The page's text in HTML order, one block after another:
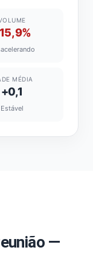
MÉDIA
+0,1
Estável
—